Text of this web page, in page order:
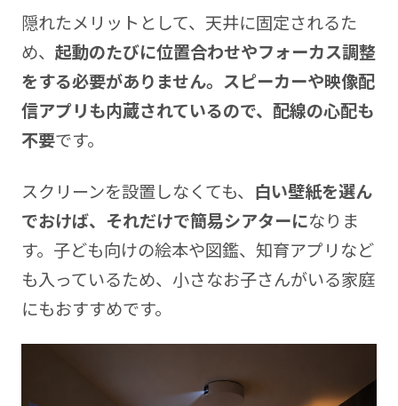
隠れたメリットとして、天井に固定されるた
め、 起動のたびに位置合わせやフォーカス調整
をする必要がありません。スピーカーや映像配
信アプリも内蔵されているので、配線の心配も
不要です。
スクリーンを設置しなくても、 白い壁紙を選ん
でおけば、それだけで簡易シアターになりま
す。子ども向けの絵本や図鑑、知育アプリなど
も入っているため、小さなお子さんがいる家庭
にもおすすめです。